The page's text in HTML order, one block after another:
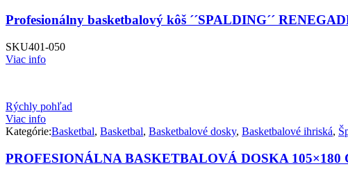
Profesionálny basketbalový kôš ´´SPALDING´´
SKU401-050
Viac info
Rýchly pohľad
Viac info
Kategórie:Basketbal, Basketbal, Basketbalové dosky, Basketbalové ihriská,
PROFESIONÁLNA BASKETBALOVÁ DOSKA